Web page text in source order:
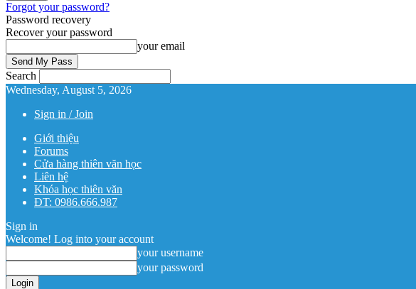
Forgot your password?
Password recovery
Recover your password
your email
Search
Wednesday, August 5, 2026
Sign in / Join
Giới thiệu
Forums
Cửa hàng thiên văn học
Liên hệ
Khóa học thiên văn
ĐT: 0986.666.987
Sign in
Welcome! Log into your account
your username
your password